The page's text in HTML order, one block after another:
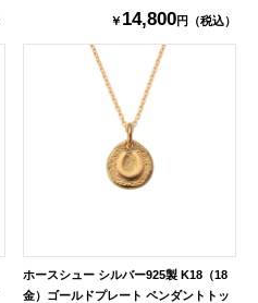
￥ 14,800円（税込）
ホースシュー シルバー925製 K18（18
金）ゴールドプレート ペンダントトッ